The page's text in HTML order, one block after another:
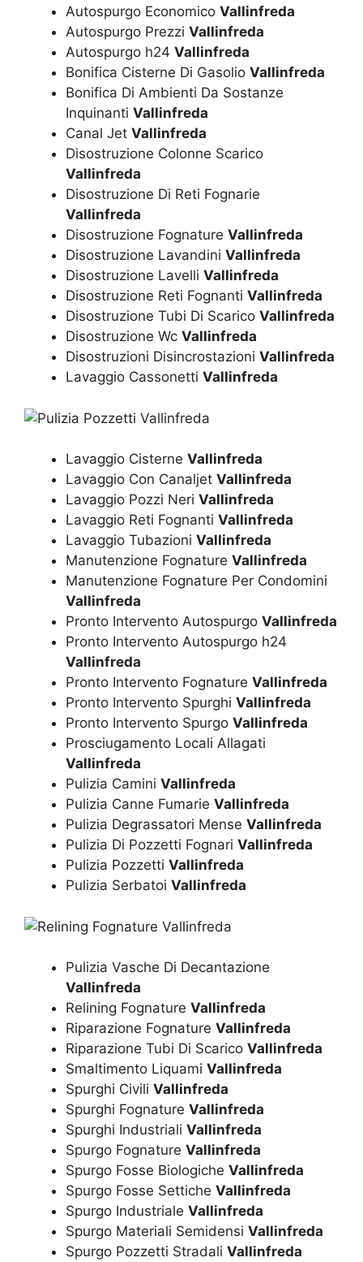
Autospurgo Economico Vallinfreda
Autospurgo Prezzi Vallinfreda
Autospurgo h24 Vallinfreda
Bonifica Cisterne Di Gasolio Vallinfreda
Bonifica Di Ambienti Da Sostanze
Inquinanti Vallinfreda
Canal Jet Vallinfreda
Disostruzione Colonne Scarico
Vallinfreda
Disostruzione Di Reti Fognarie
Vallinfreda
Disostruzione Fognature Vallinfreda
Disostruzione Lavandini Vallinfreda
Disostruzione Lavelli Vallinfreda
Disostruzione Reti Fognanti Vallinfreda
Disostruzione Tubi Di Scarico Vallinfreda
Disostruzione Wc Vallinfreda
Disostruzioni Disincrostazioni Vallinfreda
Lavaggio Cassonetti Vallinfreda
Lavaggio Cisterne Vallinfreda
Lavaggio Con Canaljet Vallinfreda
Lavaggio Pozzi Neri Vallinfreda
Lavaggio Reti Fognanti Vallinfreda
Lavaggio Tubazioni Vallinfreda
Manutenzione Fognature Vallinfreda
Manutenzione Fognature Per Condomini
Vallinfreda
Pronto Intervento Autospurgo Vallinfreda
Pronto Intervento Autospurgo h24
Vallinfreda
Pronto Intervento Fognature Vallinfreda
Pronto Intervento Spurghi Vallinfreda
Pronto Intervento Spurgo Vallinfreda
Prosciugamento Locali Allagati
Vallinfreda
Pulizia Camini Vallinfreda
Pulizia Canne Fumarie Vallinfreda
Pulizia Degrassatori Mense Vallinfreda
Pulizia Di Pozzetti Fognari Vallinfreda
Pulizia Pozzetti Vallinfreda
Pulizia Serbatoi Vallinfreda
Pulizia Vasche Di Decantazione
Vallinfreda
Relining Fognature Vallinfreda
Riparazione Fognature Vallinfreda
Riparazione Tubi Di Scarico Vallinfreda
Smaltimento Liquami Vallinfreda
Spurghi Civili Vallinfreda
Spurghi Fognature Vallinfreda
Spurghi Industriali Vallinfreda
Spurgo Fognature Vallinfreda
Spurgo Fosse Biologiche Vallinfreda
Spurgo Fosse Settiche Vallinfreda
Spurgo Industriale Vallinfreda
Spurgo Materiali Semidensi Vallinfreda
Spurgo Pozzetti Stradali Vallinfreda